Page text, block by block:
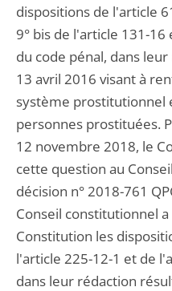
dispositions de l'article
9° bis de l'article 131-
du code pénal, dans
13 avril 2016 visant à
système prostitutionnel
personnes prostituées.
12 novembre 2018, le
cette question au
décision n° 2018-761
Conseil constitutionnel
Constitution les
l'article 225-12-1 et de
dans leur rédaction